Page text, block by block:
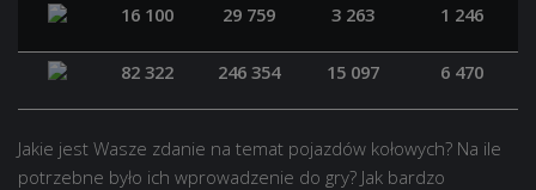
16 100 29 759 3 263 1 246
82 322 246 354 15 097 6 470
Jakie jest Wasze zdanie na temat pojazdów kołowych? Na ile
potrzebne było ich wprowadzenie do gry? Jak bardzo